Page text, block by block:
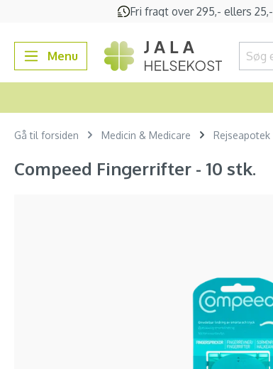
Gå til hovednavigationFri fragt over 295,- ellers 25,-
Menu
Gå til forsiden Medicin & Medicare Rejseapotek
Compeed Fingerrifter - 10 stk.